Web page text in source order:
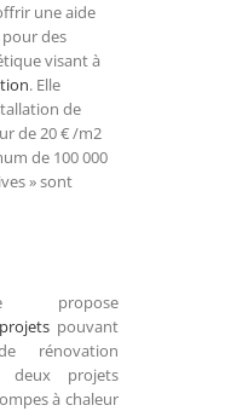
une aide
pour des
visant à
. Elle
de
de 20 € /m2
de 100 000
» sont
propose
pouvant
rénovation
deux projets
à chaleur